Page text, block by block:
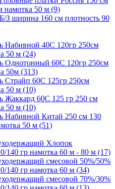
намотка 50 м (9)
З ширина 160 см плотность 90
Набивной 40С 120гр 250см
50 м (24)
Однотонный 60С 120гр 250см
50м (313)
Страйп 60С 125гр 250см
50 м (10)
Жаккард 60С 125 гр 250 см
50 м (10)
Набивной Китай 250 см 130
50 м (51)
Хлопок
140 гр намотка 60 м - 80 м (17)
смесовой 50%/50%
140 гр намотка 60 м (34)
смесовой 70%/30%